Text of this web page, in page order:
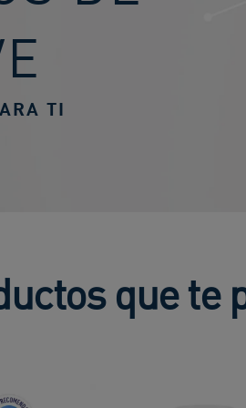
TI
que te